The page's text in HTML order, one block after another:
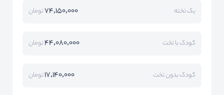
یک تخته 74,150,000تومان
کودک با تخت 44,080,000تومان
کودک بدون تخت 17,140,000تومان